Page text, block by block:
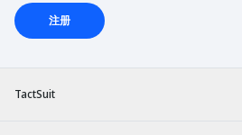
TactSuit
注册